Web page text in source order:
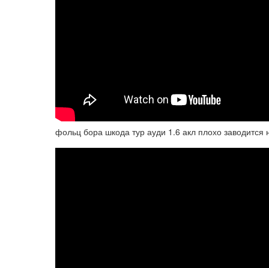
фольц бора шкода тур ауди 1.6 акл плохо заводится